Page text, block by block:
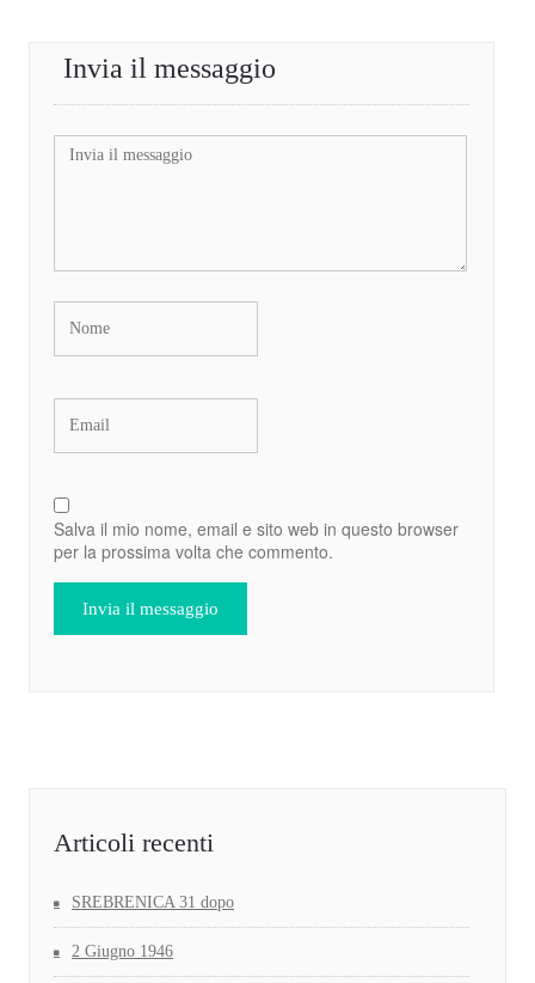
Invia il messaggio
Salva il mio nome, email e sito web in questo browser
per la prossima volta che commento.
Articoli recenti
SREBRENICA 31 dopo
2 Giugno 1946